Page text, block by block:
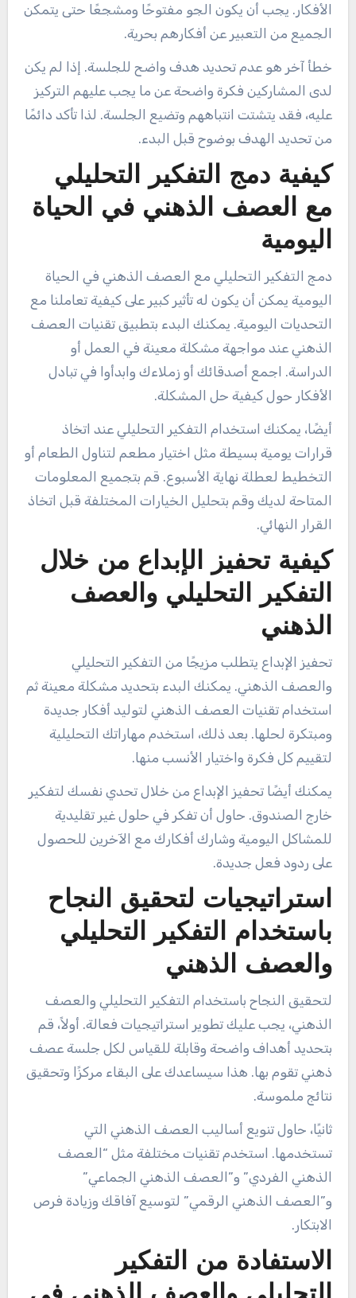
الأفكار. يجب أن يكون الجو مفتوحًا ومشجعًا حتى يتمكن
الجميع من التعبير عن أفكارهم بحرية.
خطأ آخر هو عدم تحديد هدف واضح للجلسة. إذا لم يكن
لدى المشاركين فكرة واضحة عن ما يجب عليهم التركيز
عليه، فقد يتشتت انتباههم وتضيع الجلسة. لذا تأكد دائمًا
من تحديد الهدف بوضوح قبل البدء.
كيفية دمج التفكير التحليلي
مع العصف الذهني في الحياة
اليومية
دمج التفكير التحليلي مع العصف الذهني في الحياة
اليومية يمكن أن يكون له تأثير كبير على كيفية تعاملنا مع
التحديات اليومية. يمكنك البدء بتطبيق تقنيات العصف
الذهني عند مواجهة مشكلة معينة في العمل أو
الدراسة. اجمع أصدقائك أو زملاءك وابدأوا في تبادل
الأفكار حول كيفية حل المشكلة.
أيضًا، يمكنك استخدام التفكير التحليلي عند اتخاذ
قرارات يومية بسيطة مثل اختيار مطعم لتناول الطعام أو
التخطيط لعطلة نهاية الأسبوع. قم بتجميع المعلومات
المتاحة لديك وقم بتحليل الخيارات المختلفة قبل اتخاذ
القرار النهائي.
كيفية تحفيز الإبداع من خلال
التفكير التحليلي والعصف
الذهني
تحفيز الإبداع يتطلب مزيجًا من التفكير التحليلي
والعصف الذهني. يمكنك البدء بتحديد مشكلة معينة ثم
استخدام تقنيات العصف الذهني لتوليد أفكار جديدة
ومبتكرة لحلها. بعد ذلك، استخدم مهاراتك التحليلية
لتقييم كل فكرة واختيار الأنسب منها.
يمكنك أيضًا تحفيز الإبداع من خلال تحدي نفسك لتفكير
خارج الصندوق. حاول أن تفكر في حلول غير تقليدية
للمشاكل اليومية وشارك أفكارك مع الآخرين للحصول
على ردود فعل جديدة.
استراتيجيات لتحقيق النجاح
باستخدام التفكير التحليلي
والعصف الذهني
لتحقيق النجاح باستخدام التفكير التحليلي والعصف
الذهني، يجب عليك تطوير استراتيجيات فعالة. أولاً، قم
بتحديد أهداف واضحة وقابلة للقياس لكل جلسة عصف
ذهني تقوم بها. هذا سيساعدك على البقاء مركزًا وتحقيق
نتائج ملموسة.
ثانيًا، حاول تنويع أساليب العصف الذهني التي
تستخدمها. استخدم تقنيات مختلفة مثل “العصف
الذهني الفردي” و”العصف الذهني الجماعي”
و”العصف الذهني الرقمي” لتوسيع آفاقك وزيادة فرص
الابتكار.
الاستفادة من التفكير